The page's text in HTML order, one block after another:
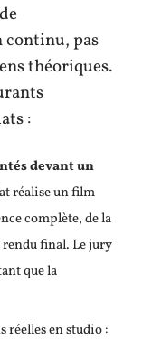
continu, pas
théoriques.
:
devant un
réalise un film
complète, de la
final. Le jury
que la
réelles en studio :